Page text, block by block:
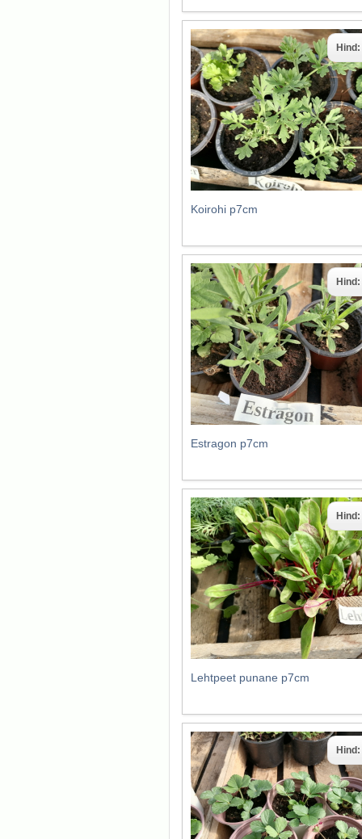
Koirohi p7cm
Hind:
Estragon p7cm
Hind:
Lehtpeet punane p7cm
Hind:
Hind: